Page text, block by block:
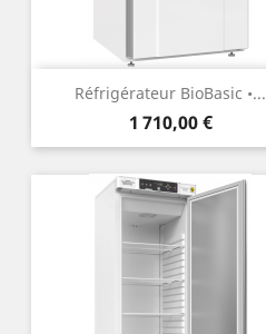
Réfrigérateur BioBasic •...
Prix
1 710,00 €